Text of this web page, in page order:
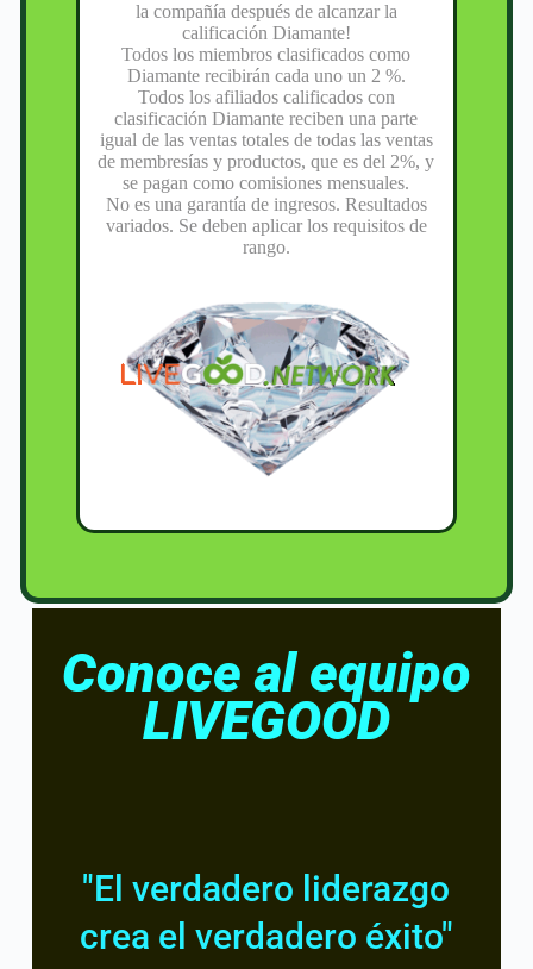
la compañía después de alcanzar la
calificación Diamante!
Todos los miembros clasificados como
Diamante recibirán cada uno un 2 %.
Todos los afiliados calificados con
clasificación Diamante reciben una parte
igual de las ventas totales de todas las ventas
de membresías y productos, que es del 2%, y
se pagan como comisiones mensuales.
No es una garantía de ingresos. Resultados
variados. Se deben aplicar los requisitos de
rango.
Conoce al equipo
LIVEGOOD
"El verdadero liderazgo
crea el verdadero éxito"